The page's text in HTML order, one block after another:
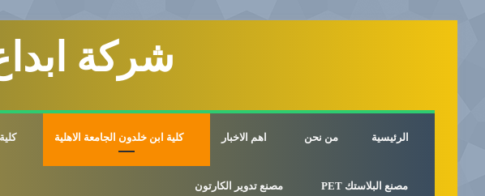
شركة
الرئيسية من نحن اهم الاخبار كلية ابن خلدون الجامعة الاهلية
مصنع البلاستك PET مصنع تدوير الكارتون